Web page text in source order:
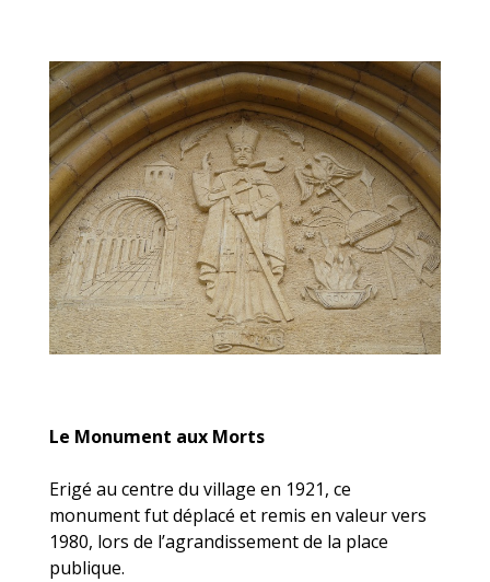
Le Monument aux Morts
Erigé au centre du village en 1921, ce
monument fut déplacé et remis en valeur vers
1980, lors de l’agrandissement de la place
publique.